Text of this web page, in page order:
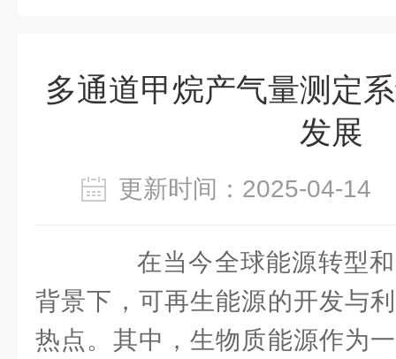
多通道甲烷产气量测定
发展
更新时间：2025-04-
在当今全球能源转型和
背景下，可再生能源的开发与
热点。其中，生物质能源作为